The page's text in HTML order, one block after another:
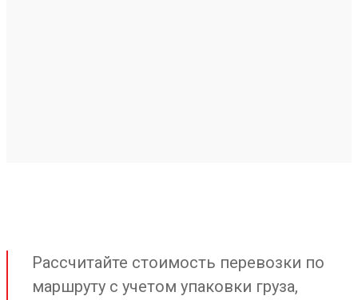
Рассчитайте стоимость перевозки по
маршруту с учетом упаковки груза,